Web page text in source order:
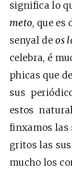
significa lo
meto, que es
senyal deos
celebra, é
phicas que
sus
estos
finxamos las
gritos las
mucho los